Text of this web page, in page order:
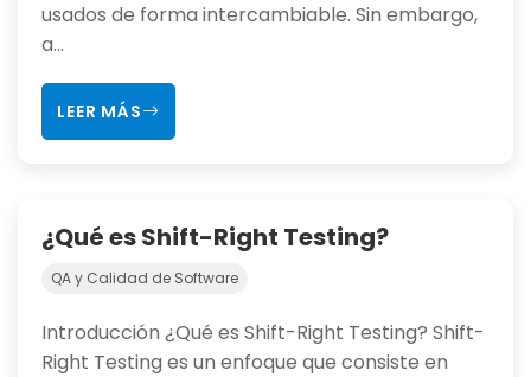
usados de forma intercambiable. Sin embargo,
a...
LEER MÁS
¿Qué es Shift-Right Testing?
QA y Calidad de Software
Introducción ¿Qué es Shift-Right Testing? Shift-
Right Testing es un enfoque que consiste en